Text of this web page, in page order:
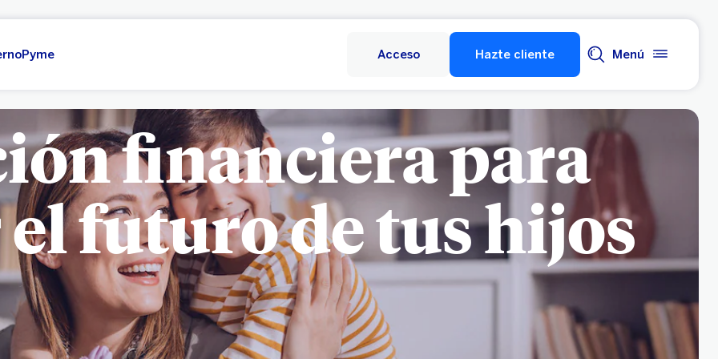
Pyme Acceso Hazte cliente Menú
financiera para
futuro de tus hijos